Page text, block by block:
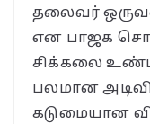
தலைவர்
என பாஜக
சிக்கலை
பலமான
கடுமையான